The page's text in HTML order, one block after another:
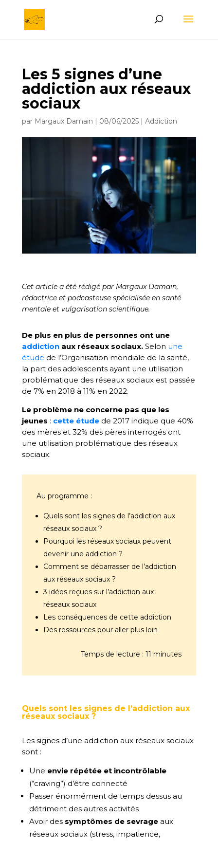
Les 5 signes d’une
addiction aux réseaux
sociaux
par Margaux Damain | 08/06/2025| Addiction
Cet article a été rédigé par Margaux Damain,
rédactrice et podcasteuse spécialisée en santé
mentale et vulgarisation scientifique.
De plus en plus de personnes ont une
addictionaux réseaux sociaux.Selon une
étude de l’Organisation mondiale de la santé,
la part des adolescents ayant une utilisation
problématique des réseaux sociaux est passée
de 7% en 2018 à 11% en 2022.
Le problème ne concerne pas que les
jeunes : cette étudede 2017 indique que 40%
des mères et 32% des pères interrogés ont
une utilisation problématique des réseaux
sociaux.
Au programme :
Quels sont les signes de l’addiction aux
réseaux sociaux ?
Pourquoi les réseaux sociaux peuvent
devenir une addiction ?
Comment se débarrasser de l’addiction
aux réseaux sociaux ?
3 idées reçues sur l’addiction aux
réseaux sociaux
Les conséquences de cette addiction
Des ressources pour aller plus loin
Temps de lecture : 11 minutes
Quels sont les signes de l’addiction aux
réseaux sociaux ?
Les signes d’une addiction aux réseaux sociaux
sont :
Une envie répétée et incontrôlable
(“craving”) d’être connecté
Passer énormément de temps dessus au
détriment des autres activités
Avoir des symptômes de sevrageaux
réseaux sociaux (stress, impatience,